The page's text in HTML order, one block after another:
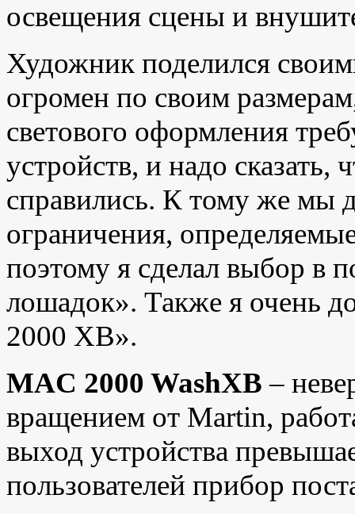
освещения сцены и
Художник поделился
огромен по своим
светового оформления
устройств, и надо
справились. К тому же мы
ограничения,
поэтому я сделал выбор в
лошадок». Также я очень
2000 XB».
MAC 2000 WashXB –
вращением от Martin,
выход устройства
пользователей прибор